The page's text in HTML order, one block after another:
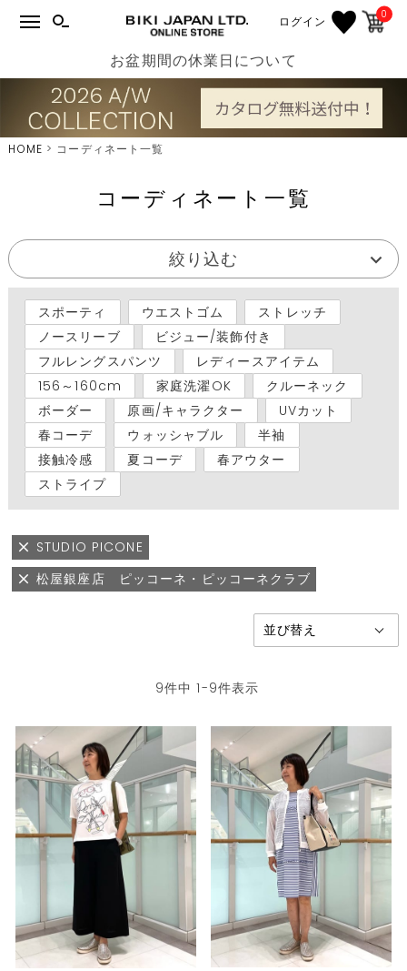
ログイン 0
お盆期間の休業日について
HOME コーディネート一覧
コーディネート一覧
絞り込む
スポーティ ウエストゴム
ストレッチ
ノースリーブ
ビジュー/装飾付き
フルレングスパンツ
レディースアイテム
156～160cm
家庭洗濯OK
クルーネック
ボーダー
原画/キャラクター
UVカット
春コーデ
ウォッシャブル
半袖
接触冷感
夏コーデ
春アウター
ストライプ
STUDIO PICONE
松屋銀座店 ピッコーネ・ピッコーネクラブ
9件中 1-9件表示